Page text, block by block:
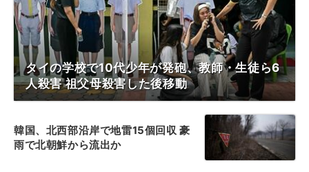
タイの学校で10代少年が発砲、教師・生徒ら6
人殺害 祖父母殺害した後移動
韓国、北西部沿岸で地雷15個回収 豪
雨で北朝鮮から流出か